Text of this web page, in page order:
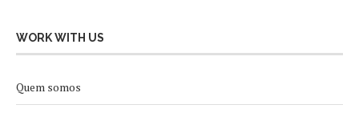
WORK WITH US
Quem somos